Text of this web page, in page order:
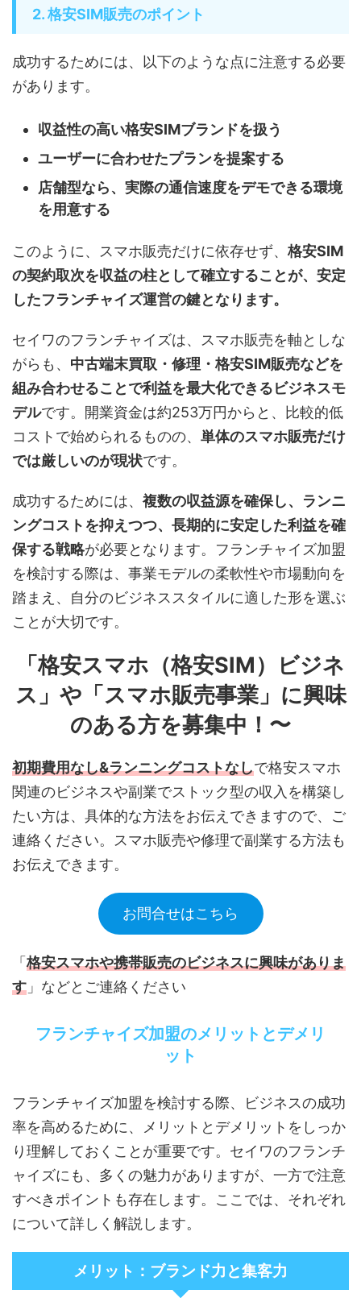
2. 格安SIM販売のポイント
成功するためには、以下のような点に注意する必要
があります。
収益性の高い格安SIMブランドを扱う
ユーザーに合わせたプランを提案する
店舗型なら、実際の通信速度をデモできる環境
を用意する
このように、スマホ販売だけに依存せず、格安SIM
の契約取次を収益の柱として確立することが、安定
したフランチャイズ運営の鍵となります。
セイワのフランチャイズは、スマホ販売を軸としな
がらも、 中古端末買取・修理・格安SIM販売などを
組み合わせることで利益を最大化できるビジネスモ
デルです。開業資金は約253万円からと、比較的低
コストで始められるものの、 単体のスマホ販売だけ
では厳しいのが現状です。
成功するためには、 複数の収益源を確保し、ランニ
ングコストを抑えつつ、長期的に安定した利益を確
保する戦略が必要となります。フランチャイズ加盟
を検討する際は、事業モデルの柔軟性や市場動向を
踏まえ、自分のビジネススタイルに適した形を選ぶ
ことが大切です。
「格安スマホ（格安SIM）ビジネ
ス」や「スマホ販売事業」に興味
のある方を募集中！〜
初期費用なし&ランニングコストなしで格安スマホ
関連のビジネスや副業でストック型の収入を構築し
たい方は、具体的な方法をお伝えできますので、ご
連絡ください。スマホ販売や修理で副業する方法も
お伝えできます。
お問合せはこちら
「格安スマホや携帯販売のビジネスに興味がありま
す 」などとご連絡ください
フランチャイズ加盟のメリットとデメリ
ット
フランチャイズ加盟を検討する際、ビジネスの成功
率を高めるために、メリットとデメリットをしっか
り理解しておくことが重要です。セイワのフランチ
ャイズにも、多くの魅力がありますが、一方で注意
すべきポイントも存在します。ここでは、それぞれ
について詳しく解説します。
メリット：ブランド力と集客力